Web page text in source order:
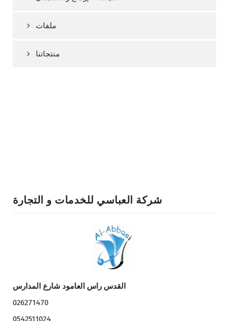
ملفات
منتجاتنا
شركة العباسي للخدمات و التجارة
القدس راس العامود شارع المدارس
026271470
0542511024